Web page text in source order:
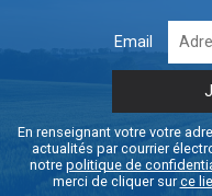
Email
En renseignant votre votre
actualités par courrier
notre politique de
merci de cliquer surce